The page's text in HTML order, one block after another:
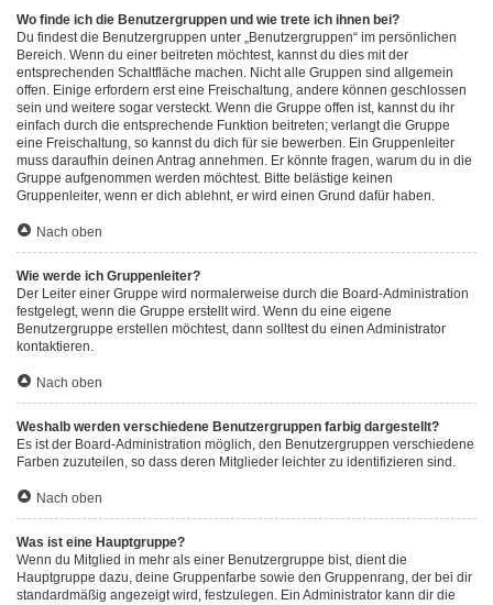
Wo finde ich die Benutzergruppen und wie trete ich ihnen bei?
Du findest die Benutzergruppen unter „Benutzergruppen“ im persönlichen
Bereich. Wenn du einer beitreten möchtest, kannst du dies mit der
entsprechenden Schaltfläche machen. Nicht alle Gruppen sind allgemein
offen. Einige erfordern erst eine Freischaltung, andere können geschlossen
sein und weitere sogar versteckt. Wenn die Gruppe offen ist, kannst du ihr
einfach durch die entsprechende Funktion beitreten; verlangt die Gruppe
eine Freischaltung, so kannst du dich für sie bewerben. Ein Gruppenleiter
muss daraufhin deinen Antrag annehmen. Er könnte fragen, warum du in die
Gruppe aufgenommen werden möchtest. Bitte belästige keinen
Gruppenleiter, wenn er dich ablehnt, er wird einen Grund dafür haben.
Nach oben
Wie werde ich Gruppenleiter?
Der Leiter einer Gruppe wird normalerweise durch die Board-Administration
festgelegt, wenn die Gruppe erstellt wird. Wenn du eine eigene
Benutzergruppe erstellen möchtest, dann solltest du einen Administrator
kontaktieren.
Nach oben
Weshalb werden verschiedene Benutzergruppen farbig dargestellt?
Es ist der Board-Administration möglich, den Benutzergruppen verschiedene
Farben zuzuteilen, so dass deren Mitglieder leichter zu identifizieren sind.
Nach oben
Was ist eine Hauptgruppe?
Wenn du Mitglied in mehr als einer Benutzergruppe bist, dient die
Hauptgruppe dazu, deine Gruppenfarbe sowie den Gruppenrang, der bei dir
standardmäßig angezeigt wird, festzulegen. Ein Administrator kann dir die